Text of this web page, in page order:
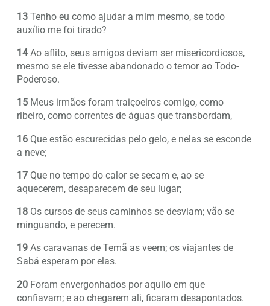
13 Tenho eu como ajudar a mim mesmo, se todo
auxílio me foi tirado?
14Ao aflito, seus amigos deviam ser misericordiosos,
mesmo se ele tivesse abandonado o temor ao Todo-
Poderoso.
15 Meus irmãos foram traiçoeiros comigo, como
ribeiro, como correntes de águas que transbordam,
16 Que estão escurecidas pelo gelo, e nelas se esconde
a neve;
17 Que no tempo do calor se secam e, ao se
aquecerem, desaparecem de seu lugar;
18 Os cursos de seus caminhos se desviam; vão se
minguando, e perecem.
19 As caravanas de Temã as veem; os viajantes de
Sabá esperam por elas.
20 Foram envergonhados por aquilo em que
confiavam; e ao chegarem ali, ficaram desapontados.